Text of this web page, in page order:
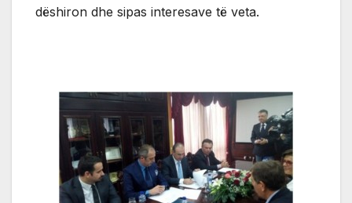
dëshiron dhe sipas interesave të veta.